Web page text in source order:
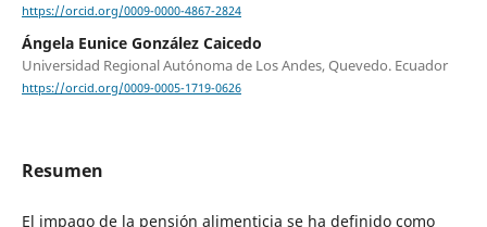
https://orcid.org/0009-0000-4867-2824
Ángela Eunice González Caicedo
Universidad Regional Autónoma de Los Andes, Quevedo. Ecuador
https://orcid.org/0009-0005-1719-0626
Resumen
El impago de la pensión alimenticia se ha definido como